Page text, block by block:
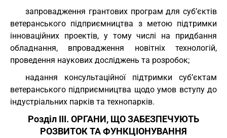
запровадження грантових програм для суб’єктів
ветеранського підприємництва з метою підтримки
інноваційних проектів, у тому числі на придбання
обладнання, впровадження новітніх технологій,
проведення наукових досліджень та розробок;
надання консультаційної підтримки суб’єктам
ветеранського підприємництва щодо умов вступу до
індустріальних парків та технопарків.
Розділ III. ОРГАНИ, ЩО ЗАБЕЗПЕЧУЮТЬ
РОЗВИТОК ТА ФУНКЦІОНУВАННЯ